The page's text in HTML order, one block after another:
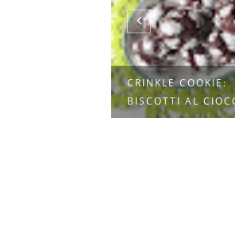
MUFFIN AL TRIPLO
CIOCCOLATO